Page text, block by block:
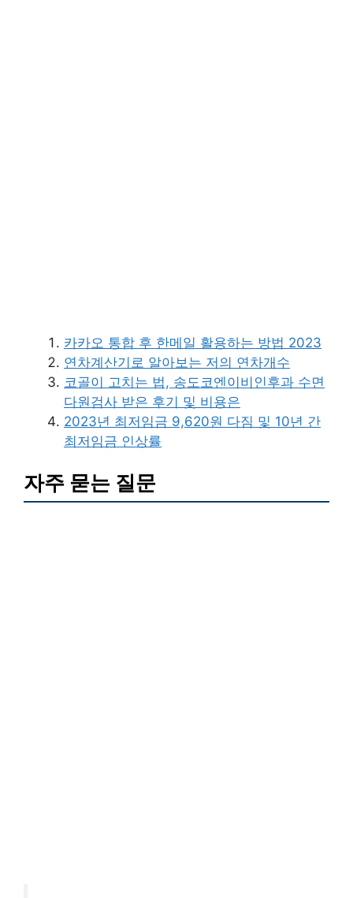
카카오 통합 후 한메일 활용하는 방법 2023
연차계산기로 알아보는 저의 연차개수
코골이 고치는 법, 송도코엔이비인후과 수면
다원검사 받은 후기 및 비용은
2023년 최저임금 9,620원 다짐 및 10년 간
최저임금 인상률
자주 묻는 질문